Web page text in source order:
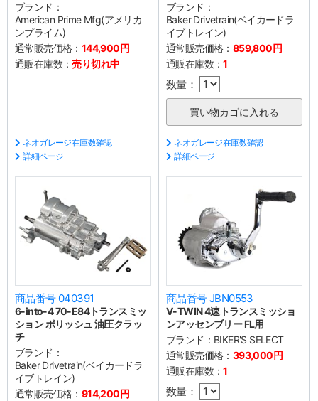
ブランド：
American Prime Mfg(アメリカ
ンプライム)
通常販売価格： 144,900円
通販在庫数：売り切れ中
ネオガレージ在庫数確認
詳細ページ
ブランド：
Baker Drivetrain(ベイカードラ
イブトレイン)
通常販売価格： 859,800円
通販在庫数：1
数量：
ネオガレージ在庫数確認
詳細ページ
商品番号 040391
6-into-4 70-E84トランスミッ
ション ポリッシュ 油圧クラッ
チ
ブランド：
Baker Drivetrain(ベイカードラ
イブトレイン)
通常販売価格： 914,200円
商品番号 JBN0553
V-TWIN 4速トランスミッショ
ンアッセンブリー FL用
ブランド： BIKER'S SELECT
通常販売価格： 393,000円
通販在庫数：1
数量：